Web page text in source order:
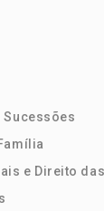
Sucessões